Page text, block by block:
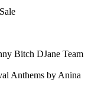
Bitch DJane Team
Anthems by Anina